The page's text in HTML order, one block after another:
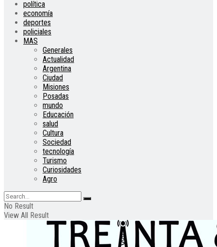
política
economía
deportes
policiales
MAS
Generales
Actualidad
Argentina
Ciudad
Misiones
Posadas
mundo
Educación
salud
Cultura
Sociedad
tecnología
Turismo
Curiosidades
Agro
No Result
View All Result